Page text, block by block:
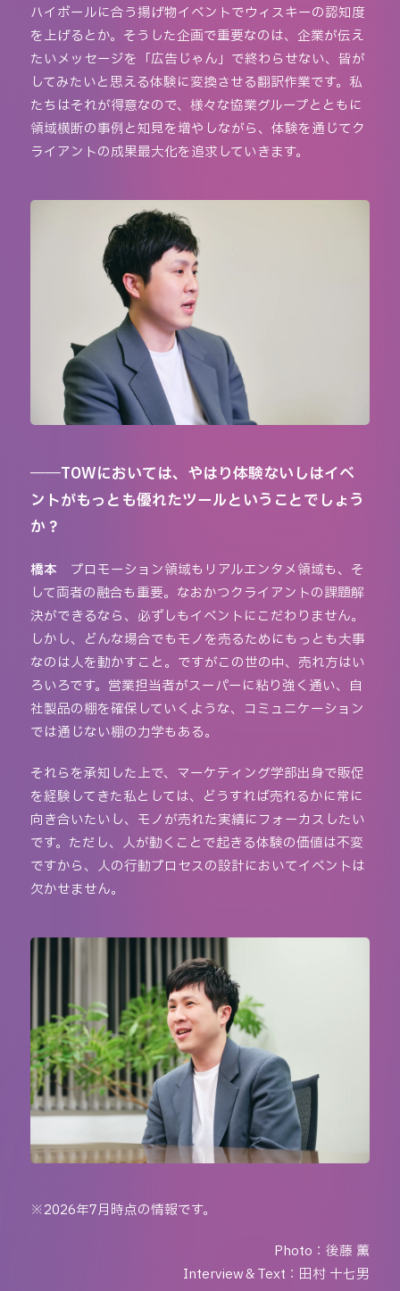
ハイボールに合う揚げ物イベントでウィスキーの認知度
を上げるとか。そうした企画で重要なのは、企業が伝え
たいメッセージを「広告じゃん」で終わらせない、皆が
してみたいと思える体験に変換させる翻訳作業です。私
たちはそれが得意なので、様々な協業グループとともに
領域横断の事例と知見を増やしながら、体験を通じてク
ライアントの成果最大化を追求していきます。
――TOWにおいては、やはり体験ないしはイベ
ントがもっとも優れたツールということでしょう
か？
橋本
プロモーション領域もリアルエンタメ領域も、そ
して両者の融合も重要。なおかつクライアントの課題解
決ができるなら、必ずしもイベントにこだわりません。
しかし、どんな場合でもモノを売るためにもっとも大事
なのは人を動かすこと。ですがこの世の中、売れ方はい
ろいろです。営業担当者がスーパーに粘り強く通い、自
社製品の棚を確保していくような、コミュニケーション
では通じない棚の力学もある。
それらを承知した上で、マーケティング学部出身で販促
を経験してきた私としては、どうすれば売れるかに常に
向き合いたいし、モノが売れた実績にフォーカスしたい
です。ただし、人が動くことで起きる体験の価値は不変
ですから、人の行動プロセスの設計においてイベントは
欠かせません。
※2026年7月時点の情報です。
Photo：後藤 薫
Interview＆Text：田村 十七男